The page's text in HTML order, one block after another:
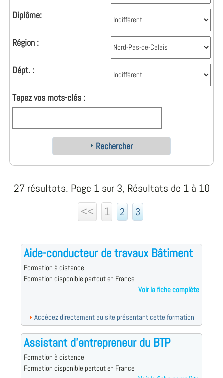
Diplôme:
Région :
Dépt. :
Tapez vos mots-clés :
Rechercher
27 résultats. Page 1 sur 3, Résultats de 1 à 10
<<
1 2 3
Aide-conducteur de travaux Bâtiment
Formation à distance
Formation disponible partout en France
Voir la fiche complète
Accédez directement au site présentant cette formation
Assistant d'entrepreneur du BTP
Formation à distance
Formation disponible partout en France